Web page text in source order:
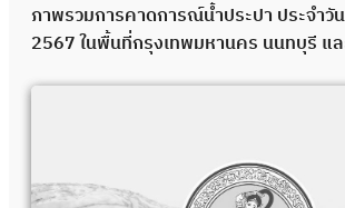
ภาพรวมการคาดการณ์น้ำประปา ประจำวั
2567 ในพื้นที่กรุงเทพมหานคร นนทบุรี แ